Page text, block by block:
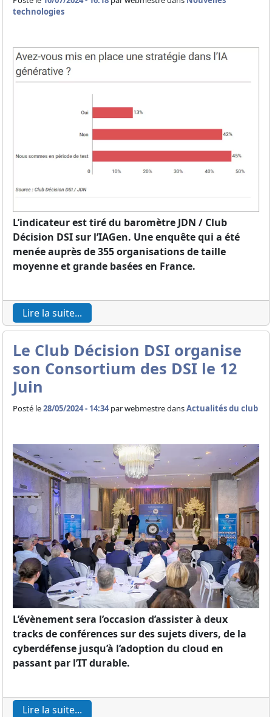
technologies
L’indicateur est tiré du baromètre JDN / Club
Décision DSI sur l’IAGen. Une enquête qui a été
menée auprès de 355 organisations de taille
moyenne et grande basées en France.
Lire la suite...
Le Club Décision DSI organise
son Consortium des DSI le 12
Juin
Posté le28/05/2024 - 14:34 parwebmestre dansActualités du club
L’évènement sera l’occasion d’assister à deux
tracks de conférences sur des sujets divers, de la
cyberdéfense jusqu’à l’adoption du cloud en
passant par l’IT durable.
Lire la suite...